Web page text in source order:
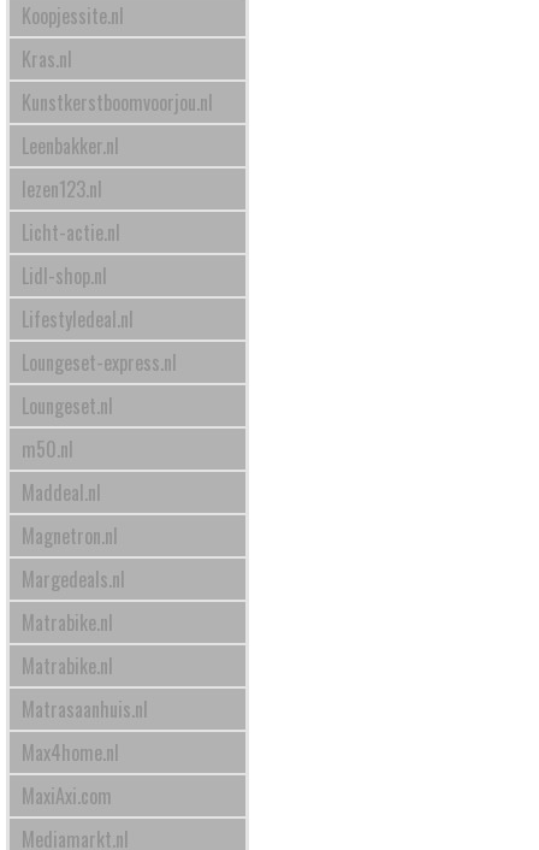
Koopjessite.nl
Kras.nl
Kunstkerstboomvoorjou.nl
Leenbakker.nl
lezen123.nl
Licht-actie.nl
Lidl-shop.nl
Lifestyledeal.nl
Loungeset-express.nl
Loungeset.nl
m50.nl
Maddeal.nl
Magnetron.nl
Margedeals.nl
Matrabike.nl
Matrabike.nl
Matrasaanhuis.nl
Max4home.nl
MaxiAxi.com
Mediamarkt.nl